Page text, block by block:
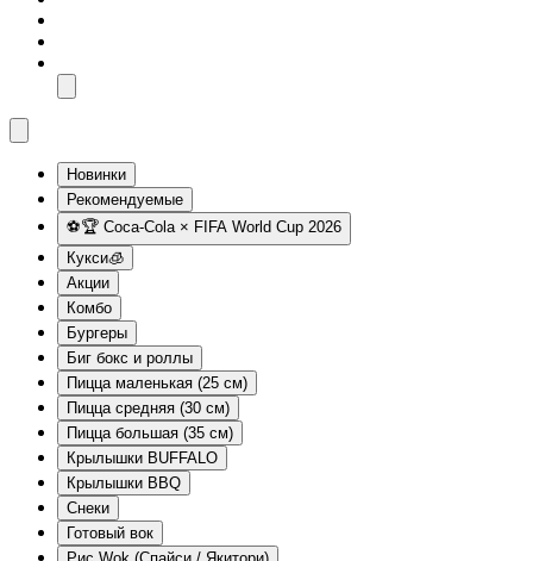
Новинки
Рекомендуемые
⚽️🏆 Coca-Cola × FIFA World Cup 2026
Кукси🧊
Акции
Комбо
Бургеры
Биг бокс и роллы
Пицца маленькая (25 см)
Пицца средняя (30 см)
Пицца большая (35 см)
Крылышки BUFFALO
Крылышки BBQ
Снеки
Готовый вок